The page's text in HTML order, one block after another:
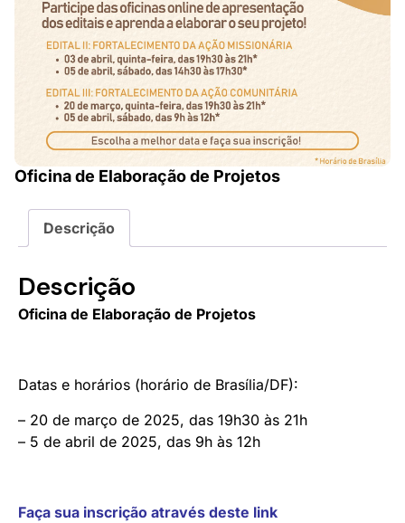
Oficina de Elaboração de Projetos
Descrição
Descrição
Oficina de Elaboração de Projetos
Datas e horários (horário de Brasília/DF):
– 20 de março de 2025, das 19h30 às 21h
– 5 de abril de 2025, das 9h às 12h
Faça sua inscrição através deste link